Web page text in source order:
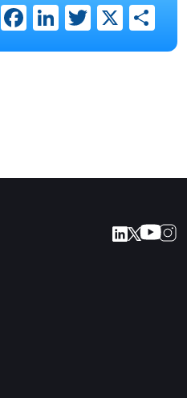
Facebook
LinkedIn
Twitter
X